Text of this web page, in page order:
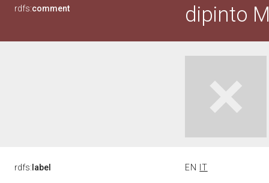
rdfs:comment dipinto
rdfs: label EN IT